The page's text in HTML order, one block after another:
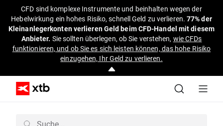
CFD sind komplexe Instrumente und beinhalten wegen der
Hebelwirkung ein hohes Risiko, schnell Geld zu verlieren.77% der
Kleinanlegerkonten verlieren Geld beim CFD-Handel mit diesem
Anbieter. Sie sollten überlegen, ob Sie verstehen, wie CFDs
funktionieren, und ob Sie es sich leisten können, das hohe Risiko
einzugehen, Ihr Geld zu verlieren.